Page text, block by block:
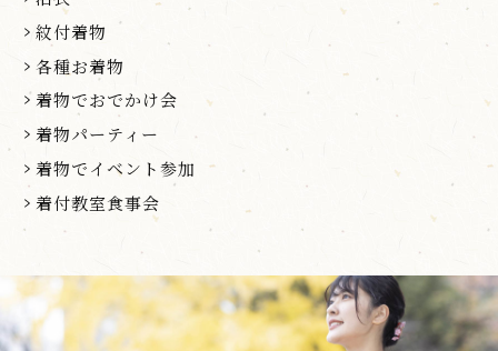
紋付着物
各種お着物
着物でおでかけ会
着物パーティー
着物でイベント参加
着付教室食事会